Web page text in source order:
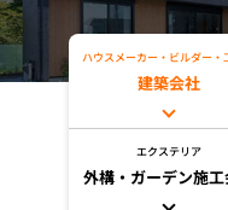
ハウスメーカー・ビルダー・
建築会社
エクステリア
外構・ガーデン施